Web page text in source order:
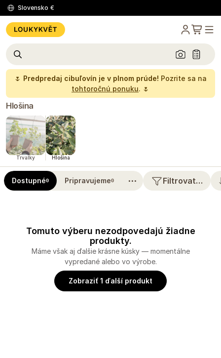
Slovensko €
🌷 Predpredaj cibuľovín je v plnom prúde! Pozrite sa na
tohtoročnú ponuku. 🌷
Hlošina
Trvalky Hlošina
Dostupné0 Pripravujeme0 ⋯ Filtrovat…
Tomuto výberu nezodpovedajú žiadne
produkty.
Máme však aj ďalšie krásne kúsky — momentálne
vypredané alebo vo výrobe.
Zobraziť 1 ďalší produkt